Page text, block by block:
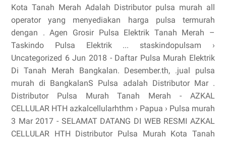
Kota Tanah Merah Adalah Distributor pulsa murah all
operator yang menyediakan harga pulsa termurah
dengan . Agen Grosir Pulsa Elektrik Tanah Merah –
Taskindo Pulsa Elektrik ... staskindopulsam ›
Uncategorized 6 Jun 2018 - Daftar Pulsa Murah Elektrik
Di Tanah Merah Bangkalan. Desember.th, .jual pulsa
murah di BangkalanS Pulsa adalah Distributor Mar .
Distributor Pulsa Murah Tanah Merah - AZKAL
CELLULAR HTH azkalcellularhthm › Papua › Pulsa murah
3 Mar 2017 - SELAMAT DATANG DI WEB RESMI AZKAL
CELLULAR HTH Distributor Pulsa Murah Kota Tanah